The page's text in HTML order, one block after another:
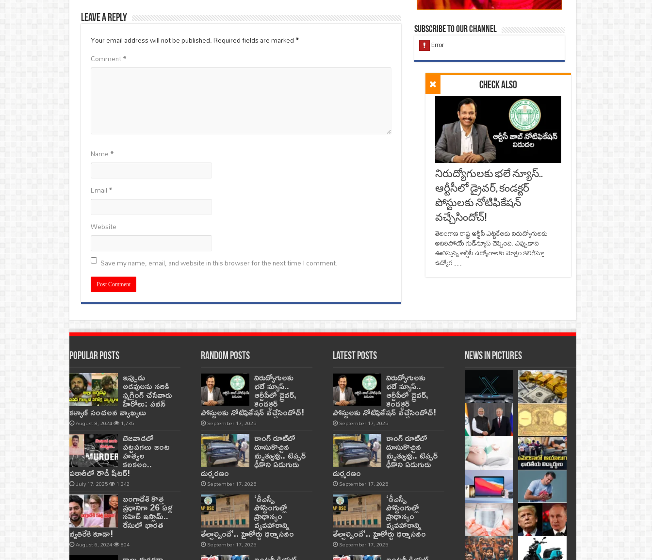
Check Also
నిరుద్యోగులకు భలే న్యూస్..
ఆర్టీసీలో డ్రైవర్, కండక్టర్‌
పోస్టులకు నోటిఫికేషన్‌
వచ్చేసిందోచ్‌!
తెలంగాణ రాష్ట్ర ఆర్టీసీ ఎట్టకేలకు నిరుద్యోగులకు
అదిరిపోయే గుడ్‌న్యూస్‌ చెప్పింది. ఎప్పుడాని
ఊరిస్తున్న ఆర్టీసీ ఉద్యోగాలకు మోక్షం కలిగిస్తూ
ఉద్యోగ …
Leave a Reply
Your email address will not be published.Required fields are marked*
Comment*
Name*
Email*
Website
Save my name, email, and website in this browser for the next time I comment.
Subscribe to our Channel
Popular Posts
ఇప్పుడు
అడవులను నరికి
స్మగ్లింగ్ చేసేవారు
హీరోలు: పవన్
కళ్యాణ్ సంచలన వ్యాఖ్యలు
August 8, 2024 1,735
బెజవాడలో
పట్టపగలు జంట
హత్యల
కలకలం..
పరారీలో రౌడీ షీటర్‌!
July 17, 2025 1,242
బంగ్లాదేశ్ కొత్త
ప్రధానిగా 26 ఏళ్ల
నహిద్ ఇస్లామ్..
రేసులో భారత
వ్యతిరేకి కూడా!
August 6, 2024 804
Random Posts
నిరుద్యోగులకు
భలే న్యూస్..
ఆర్టీసీలో డ్రైవర్,
కండక్టర్‌
పోస్టులకు నోటిఫికేషన్‌ వచ్చేసిందోచ్‌!
September 17, 2025
రాంగ్ రూట్‌లో
దూసుకొచ్చిన
మృత్యువు.. టిప్పర్
ఢీకొని ఏడుగురు
దుర్మరణం
September 17, 2025
‘డీఎస్సీ
పోస్టింగుల్లో
ప్రాధాన్యం
వ్యవహారాన్ని
తేల్చాల్సిందే’.. హైకోర్టు ధర్మాసనం
September 17, 2025
Latest Posts
నిరుద్యోగులకు
భలే న్యూస్..
ఆర్టీసీలో డ్రైవర్,
కండక్టర్‌
పోస్టులకు నోటిఫికేషన్‌ వచ్చేసిందోచ్‌!
September 17, 2025
రాంగ్ రూట్‌లో
దూసుకొచ్చిన
మృత్యువు.. టిప్పర్
ఢీకొని ఏడుగురు
దుర్మరణం
September 17, 2025
‘డీఎస్సీ
పోస్టింగుల్లో
ప్రాధాన్యం
వ్యవహారాన్ని
తేల్చాల్సిందే’.. హైకోర్టు ధర్మాసనం
September 17, 2025
News in Pictures